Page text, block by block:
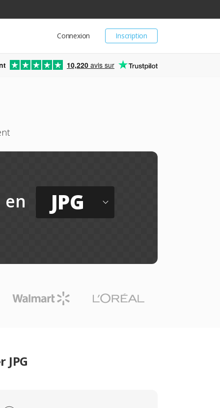
Inscription
Connexion
10,220 avis sur
en JPG